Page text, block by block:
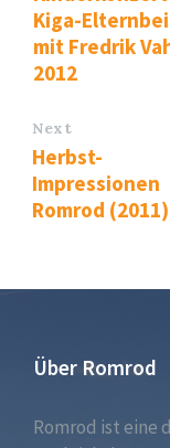
Kiga-
mit Fredrik
2012
Next
Herbst-
Impressionen
Romrod (2011)
Über Romrod
Romrod ist eine